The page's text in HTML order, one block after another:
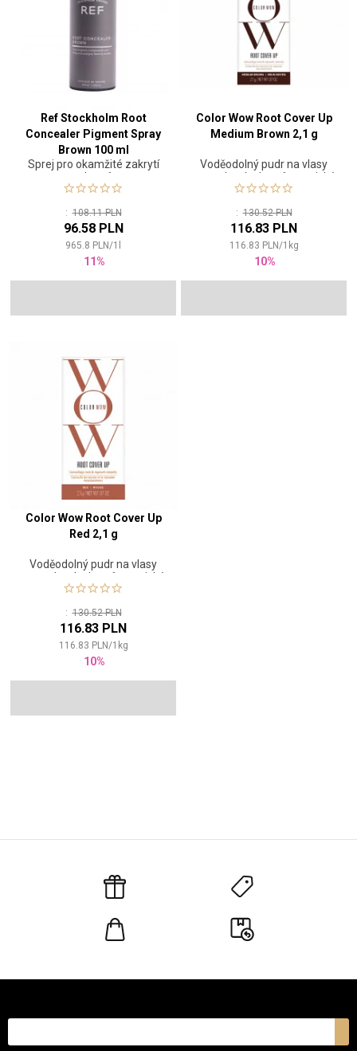
Ref Stockholm Root
Concealer Pigment Spray
Brown 100 ml
Sprej pro okamžité zakrytí
odrostů
:108.11 PLN
96.58 PLN
965.8 PLN/1
11%
Color Wow Root Cover Up
Medium Brown 2,1 g
Voděodolný pudr na vlasy
pro zakrytí odrostů a optické
zahuštění
:130.52 PLN
116.83 PLN
116.83 PLN/1 kg
10%
Color Wow Root Cover Up
Red 2,1 g
Voděodolný pudr na vlasy
pro zakrytí odrostů a optické
zahuštění
:130.52 PLN
116.83 PLN
116.83 PLN/1 kg
10%